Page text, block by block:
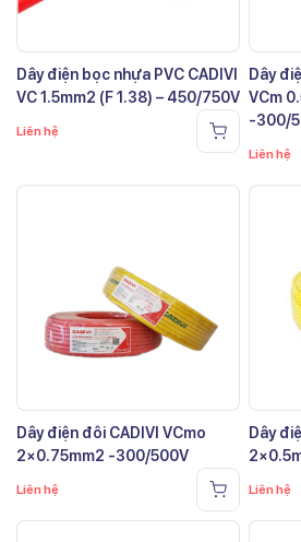
Dây điện bọc nhựa PVC CADIVI
VC 1.5mm2 (F 1.38) – 450/750V
Liên hệ
Dây
VCm
-300/
Liên hệ
Dây điện đôi CADIVI VCmo
2×0.75mm2 -300/500V
Liên hệ
Dây
Liên hệ